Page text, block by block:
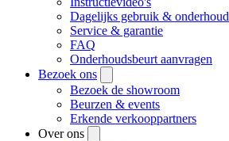
Dagelijks gebruik & onderhoud
Service & garantie
FAQ
Onderhoudsbeurt aanvragen
Bezoek ons
Bezoek de showroom
Beurzen & events
Erkende verkooppartners
Over ons